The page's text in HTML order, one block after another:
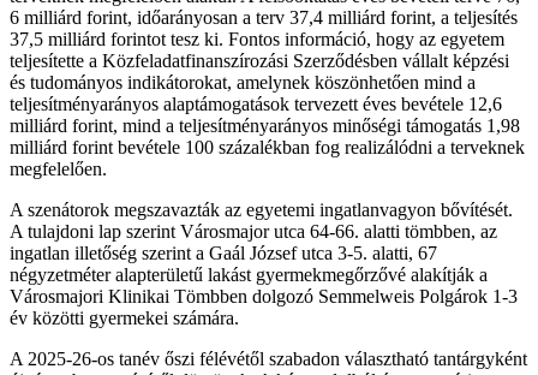
6 milliárd forint, időarányosan a terv 37,4 milliárd forint, a teljesítés
37,5 milliárd forintot tesz ki. Fontos információ, hogy az egyetem
teljesítette a Közfeladatfinanszírozási Szerződésben vállalt képzési
és tudományos indikátorokat, amelynek köszönhetően mind a
teljesítményarányos alaptámogatások tervezett éves bevétele 12,6
milliárd forint, mind a teljesítményarányos minőségi támogatás 1,98
milliárd forint bevétele 100 százalékban fog realizálódni a terveknek
megfelelően.
A szenátorok megszavazták az egyetemi ingatlanvagyon bővítését.
A tulajdoni lap szerint Városmajor utca 64-66. alatti tömbben, az
ingatlan illetőség szerint a Gaál József utca 3-5. alatti, 67
négyzetméter alapterületű lakást gyermekmegőrzővé alakítják a
Városmajori Klinikai Tömbben dolgozó Semmelweis Polgárok 1-3
év közötti gyermekei számára.
A 2025-26-os tanév őszi félévétől szabadon választható tantárgyként